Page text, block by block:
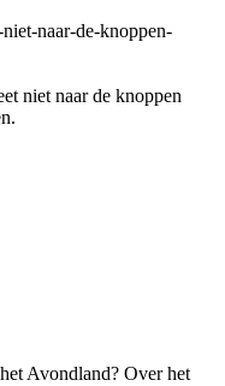
naar-de-knoppen-
niet naar de knoppen
Avondland? Over het